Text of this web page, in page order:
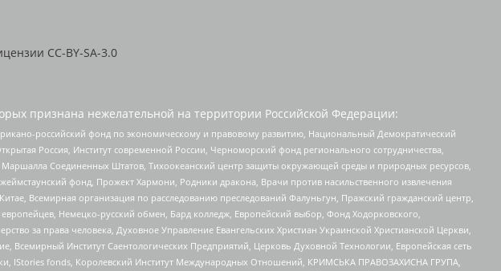
CC-BY-SA-3.0
признана нежелательной на территории Российской Федерации:
российский фонд по экономическому и правовому развитию, Национальный Демократический
Россия, Институт современной России, Черноморский фонд регионального сотрудничества,
Соединенных Штатов, Тихоокеанский центр защиты окружающей среды и природных ресурсов,
фонд, Прожект Хармони, Родники дракона, Врачи против насильственного извлечения
Всемирная организация по расследованию преследований Фалуньгун, Пражский гражданский центр,
Немецко-русский обмен, Бард колледж, Европейский выбор, Фонд Ходорковского,
за права человека, Духовное Управление Евангельских Христиан Украинской Христианской Церкви,
Институт Саентологических Предприятий, Церковь Духовной Технологии, Европейская сеть
IStories fonds, Королевский Институт Международных Отношений, КРИМСЬКА ПРАВОЗАХИСНА ГРУПА,